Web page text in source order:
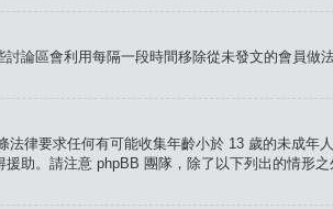
論區會利用每隔一段時間移除從未發文的會員做
律要求任何有可能收集年齡小於 13 歲的未成年
助。請注意 phpBB 團隊，除了以下列出的情形